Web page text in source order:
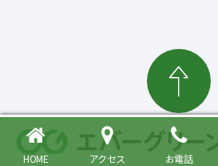
HOME アクセス お電話